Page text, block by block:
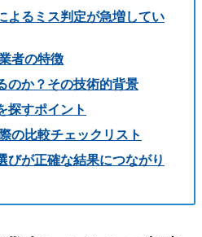
よるミス判定が急増してい
者の特徴
のか？その技術的背景
探すポイント
の比較チェックリスト
びが正確な結果につながり